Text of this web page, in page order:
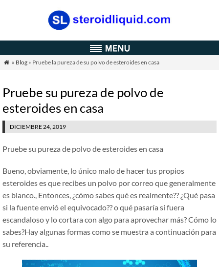
 » Blog» Pruebe la pureza de su polvo de esteroides en casa
Pruebe su pureza de polvo de
esteroides en casa
DICIEMBRE 24, 2019
Pruebe su pureza de polvo de esteroides en casa
Bueno, obviamente, lo único malo de hacer tus propios
esteroides es que recibes un polvo por correo que generalmente
es blanco., Entonces, ¿cómo sabes qué es realmente?? ¿Qué pasa
si la fuente envió el equivocado?? o qué pasaría si fuera
escandaloso y lo cortara con algo para aprovechar más? Cómo lo
sabes?Hay algunas formas como se muestra a continuación para
su referencia..